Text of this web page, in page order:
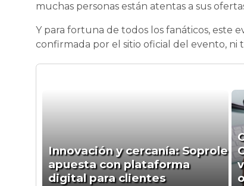
muchas personas están atentas a sus
Y para fortuna de todos los fanáticos, este
confirmada por el sitio oficial del evento, ni
Innovación y cercanía: Soprole
apuesta con plataforma
digital para clientes